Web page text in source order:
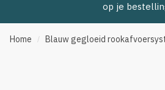
op je
Home / Blauw gegloeid